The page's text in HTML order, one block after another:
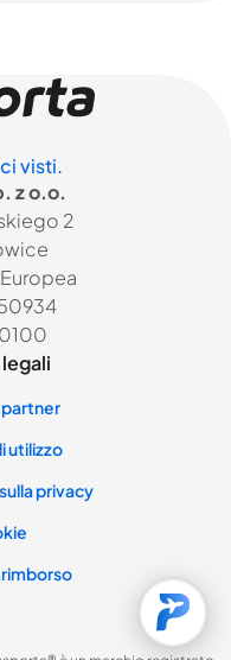
visti.
z o.o.
2
utilizzo
privacy